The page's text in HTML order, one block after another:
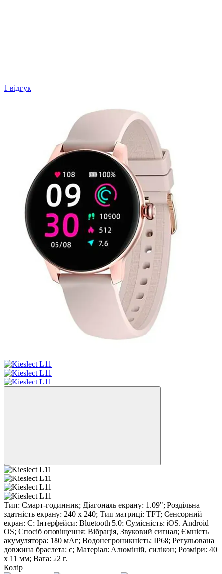
1 відгук
Тип: Смарт-годинник; Діагональ екрану: 1.09"; Роздільна
здатність екрану: 240 x 240; Тип матриці: TFT; Сенсорний
екран: Є; Інтерфейси: Bluetooth 5.0; Сумісність: iOS, Android
OS; Спосіб оповіщення: Вібрація, Звуковий сигнал; Ємність
акумулятора: 180 мАг; Водонепроникність: IP68; Регульована
довжина браслета: є; Матеріал: Алюміній, силікон; Розміри: 40
х 11 мм; Вага: 22 г.
Колір